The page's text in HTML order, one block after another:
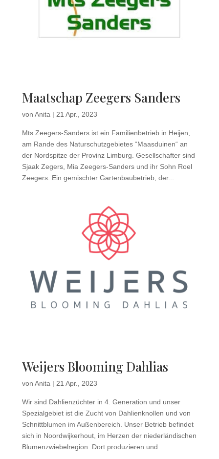
Maatschap Zeegers Sanders
von Anita | 21 Apr., 2023
Mts Zeegers-Sanders ist ein Familienbetrieb in Heijen,
am Rande des Naturschutzgebietes “Maasduinen“ an
der Nordspitze der Provinz Limburg. Gesellschafter sind
Sjaak Zegers, Mia Zeegers-Sanders und ihr Sohn Roel
Zeegers. Ein gemischter Gartenbaubetrieb, der...
Weijers Blooming Dahlias
von Anita | 21 Apr., 2023
Wir sind Dahlienzüchter in 4. Generation und unser
Spezialgebiet ist die Zucht von Dahlienknollen und von
Schnittblumen im Außenbereich. Unser Betrieb befindet
sich in Noordwijkerhout, im Herzen der niederländischen
Blumenzwiebelregion. Dort produzieren und...